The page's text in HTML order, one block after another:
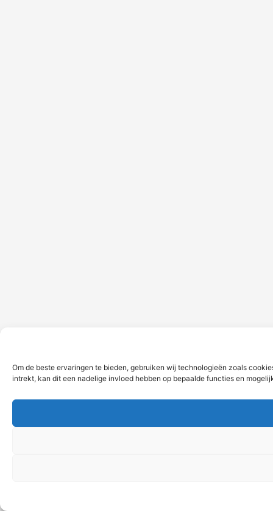
Om de beste ervaringen te bieden, gebruiken wij technologieën zoals
intrekt, kan dit een nadelige invloed hebben op bepaalde functies en